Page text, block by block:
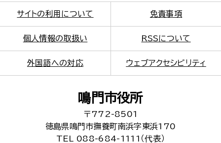
サイトの利用について 免責事項
個人情報の取扱い RSSについて
外国語への対応 ウェブアクセシビリティ
鳴門市役所
〒772-8501
徳島県鳴門市撫養町南浜字東浜170
TEL 088-684-1111（代表）